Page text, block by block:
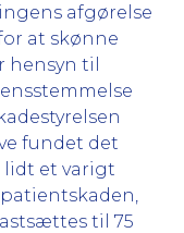
afgørelse
at skønne
hensyn til
fundet det
et varigt
til 75